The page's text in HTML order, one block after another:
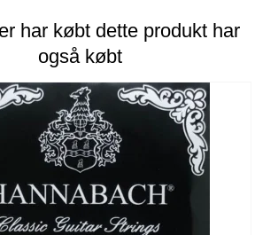
har købt dette produkt har
også købt